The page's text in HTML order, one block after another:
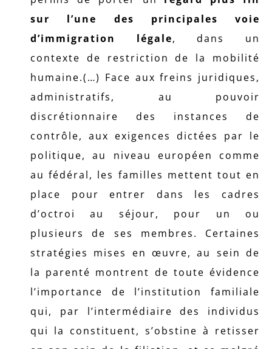
sur l’une des principales voie
d’immigration légale, dans un
contexte de restriction de la mobilité
humaine.(…) Face aux freins juridiques,
administratifs, au pouvoir
discrétionnaire des instances de
contrôle, aux exigences dictées par le
politique, au niveau européen comme
au fédéral, les familles mettent tout en
place pour entrer dans les cadres
d’octroi au séjour, pour un ou
plusieurs de ses membres. Certaines
stratégies mises en œuvre, au sein de
la parenté montrent de toute évidence
l’importance de l’institution familiale
qui, par l’intermédiaire des individus
qui la constituent, s’obstine à retisser